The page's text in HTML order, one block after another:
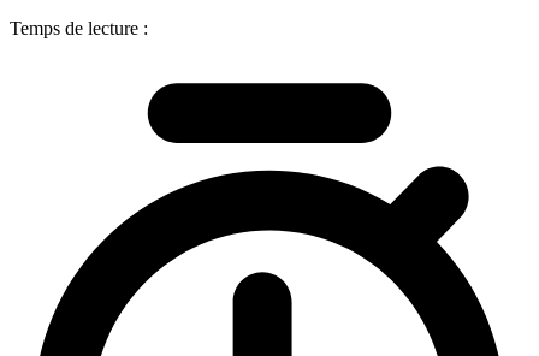
Temps de lecture :